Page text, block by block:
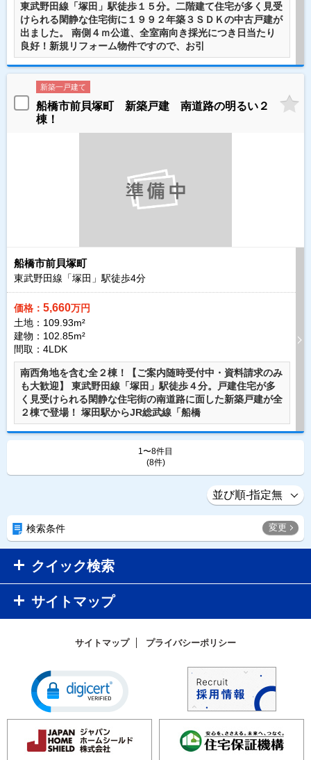
東武野田線「塚田」駅徒歩１５分。二階建て住宅が多く見受
けられる閑静な住宅街に１９９２年築３ＳＤＫの中古戸建が
出ました。 南側４ｍ公道、全室南向き採光につき日当たり
良好！新規リフォーム物件ですので、お引
新築一戸建て
船橋市前貝塚町 新築戸建 南道路の明るい２
棟！
船橋市前貝塚町
東武野田線「塚田」駅徒歩4分
価格： 5,660万円
土地：109.93m²
建物：102.85m²
間取：4LDK
南西角地を含む全２棟！【ご案内随時受付中・資料請求のみ
も大歓迎】 東武野田線「塚田」駅徒歩４分。戸建住宅が多
く見受けられる閑静な住宅街の南道路に面した新築戸建が全
２棟で登場！ 塚田駅からJR総武線「船橋
1〜8件目
(8件)
検索条件 変更
クイック検索
サイトマップ
サイトマップ プライバシーポリシー